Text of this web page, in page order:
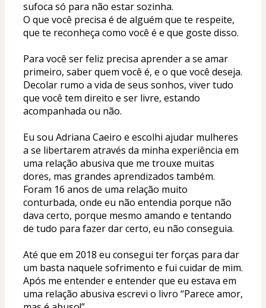
sufoca só para não estar sozinha.
O que você precisa é de alguém que te respeite,
que te reconheça como você é e que goste disso.
Para você ser feliz precisa aprender a se amar
primeiro, saber quem você é, e o que você deseja.
Decolar rumo a vida de seus sonhos, viver tudo
que você tem direito e ser livre, estando
acompanhada ou não.
Eu sou Adriana Caeiro e escolhi ajudar mulheres
a se libertarem através da minha experiência em
uma relação abusiva que me trouxe muitas
dores, mas grandes aprendizados também.
Foram 16 anos de uma relação muito
conturbada, onde eu não entendia porque não
dava certo, porque mesmo amando e tentando
de tudo para fazer dar certo, eu não conseguia.
Até que em 2018 eu consegui ter forças para dar
um basta naquele sofrimento e fui cuidar de mim.
Após me entender e entender que eu estava em
uma relação abusiva escrevi o livro “Parece amor,